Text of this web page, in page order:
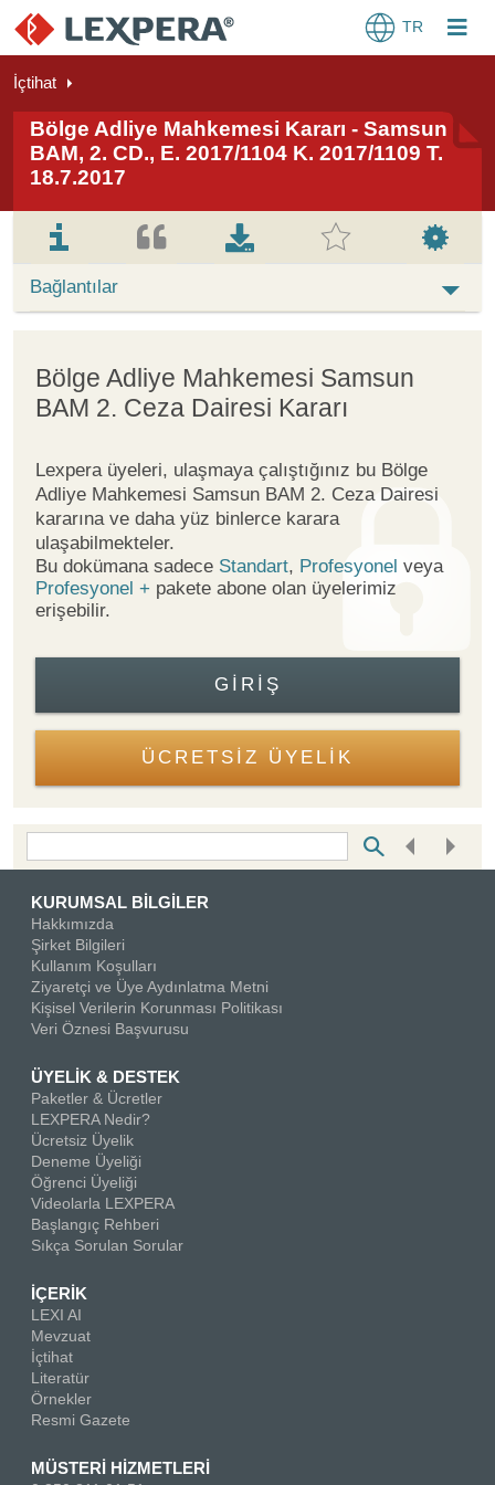
TR
İçtihat
Bölge Adliye Mahkemesi Kararı - Samsun
BAM, 2. CD., E. 2017/1104 K. 2017/1109 T.
18.7.2017
Bağlantılar
Bölge Adliye Mahkemesi Samsun
BAM 2. Ceza Dairesi Kararı
Lexpera üyeleri, ulaşmaya çalıştığınız bu Bölge
Adliye Mahkemesi Samsun BAM 2. Ceza Dairesi
kararına ve daha yüz binlerce karara
ulaşabilmekteler.
Bu dokümana sadece Standart, Profesyonel veya
Profesyonel + pakete abone olan üyelerimiz
erişebilir.
GIRIŞ
ÜCRETSİZ ÜYELİK
KURUMSAL BİLGİLER
Hakkımızda
Şirket Bilgileri
Kullanım Koşulları
Ziyaretçi ve Üye Aydınlatma Metni
Kişisel Verilerin Korunması Politikası
Veri Öznesi Başvurusu
ÜYELİK & DESTEK
Paketler & Ücretler
LEXPERA Nedir?
Ücretsiz Üyelik
Deneme Üyeliği
Öğrenci Üyeliği
Videolarla LEXPERA
Başlangıç Rehberi
Sıkça Sorulan Sorular
İÇERİK
LEXI AI
Mevzuat
İçtihat
Literatür
Örnekler
Resmi Gazete
MÜSTERİ HİZMETLERİ